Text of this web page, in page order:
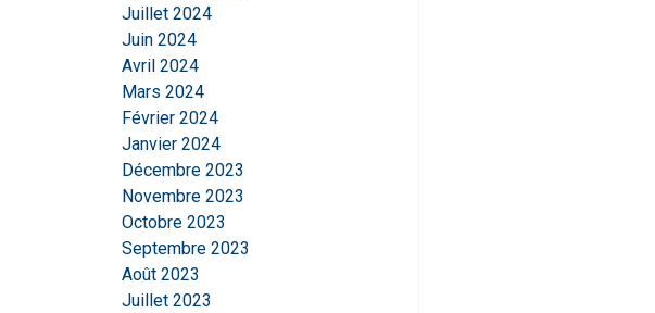
Juillet 2024
Juin 2024
Avril 2024
Mars 2024
Février 2024
Janvier 2024
Décembre 2023
Novembre 2023
Octobre 2023
Septembre 2023
Août 2023
Juillet 2023